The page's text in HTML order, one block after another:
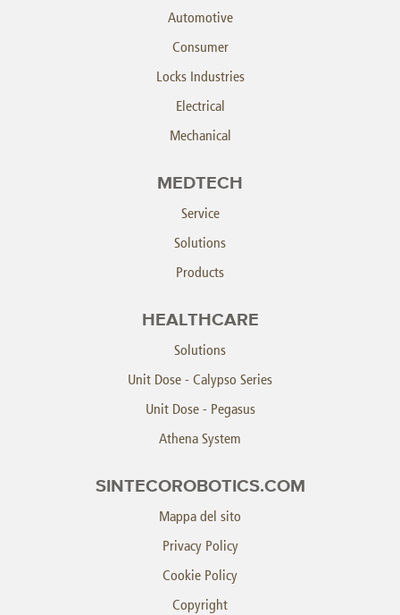
Automotive
Consumer
Locks Industries
Electrical
Mechanical
MEDTECH
Service
Solutions
Products
HEALTHCARE
Solutions
Unit Dose - Calypso Series
Unit Dose - Pegasus
Athena System
SINTECOROBOTICS.COM
Mappa del sito
Privacy Policy
Cookie Policy
Copyright